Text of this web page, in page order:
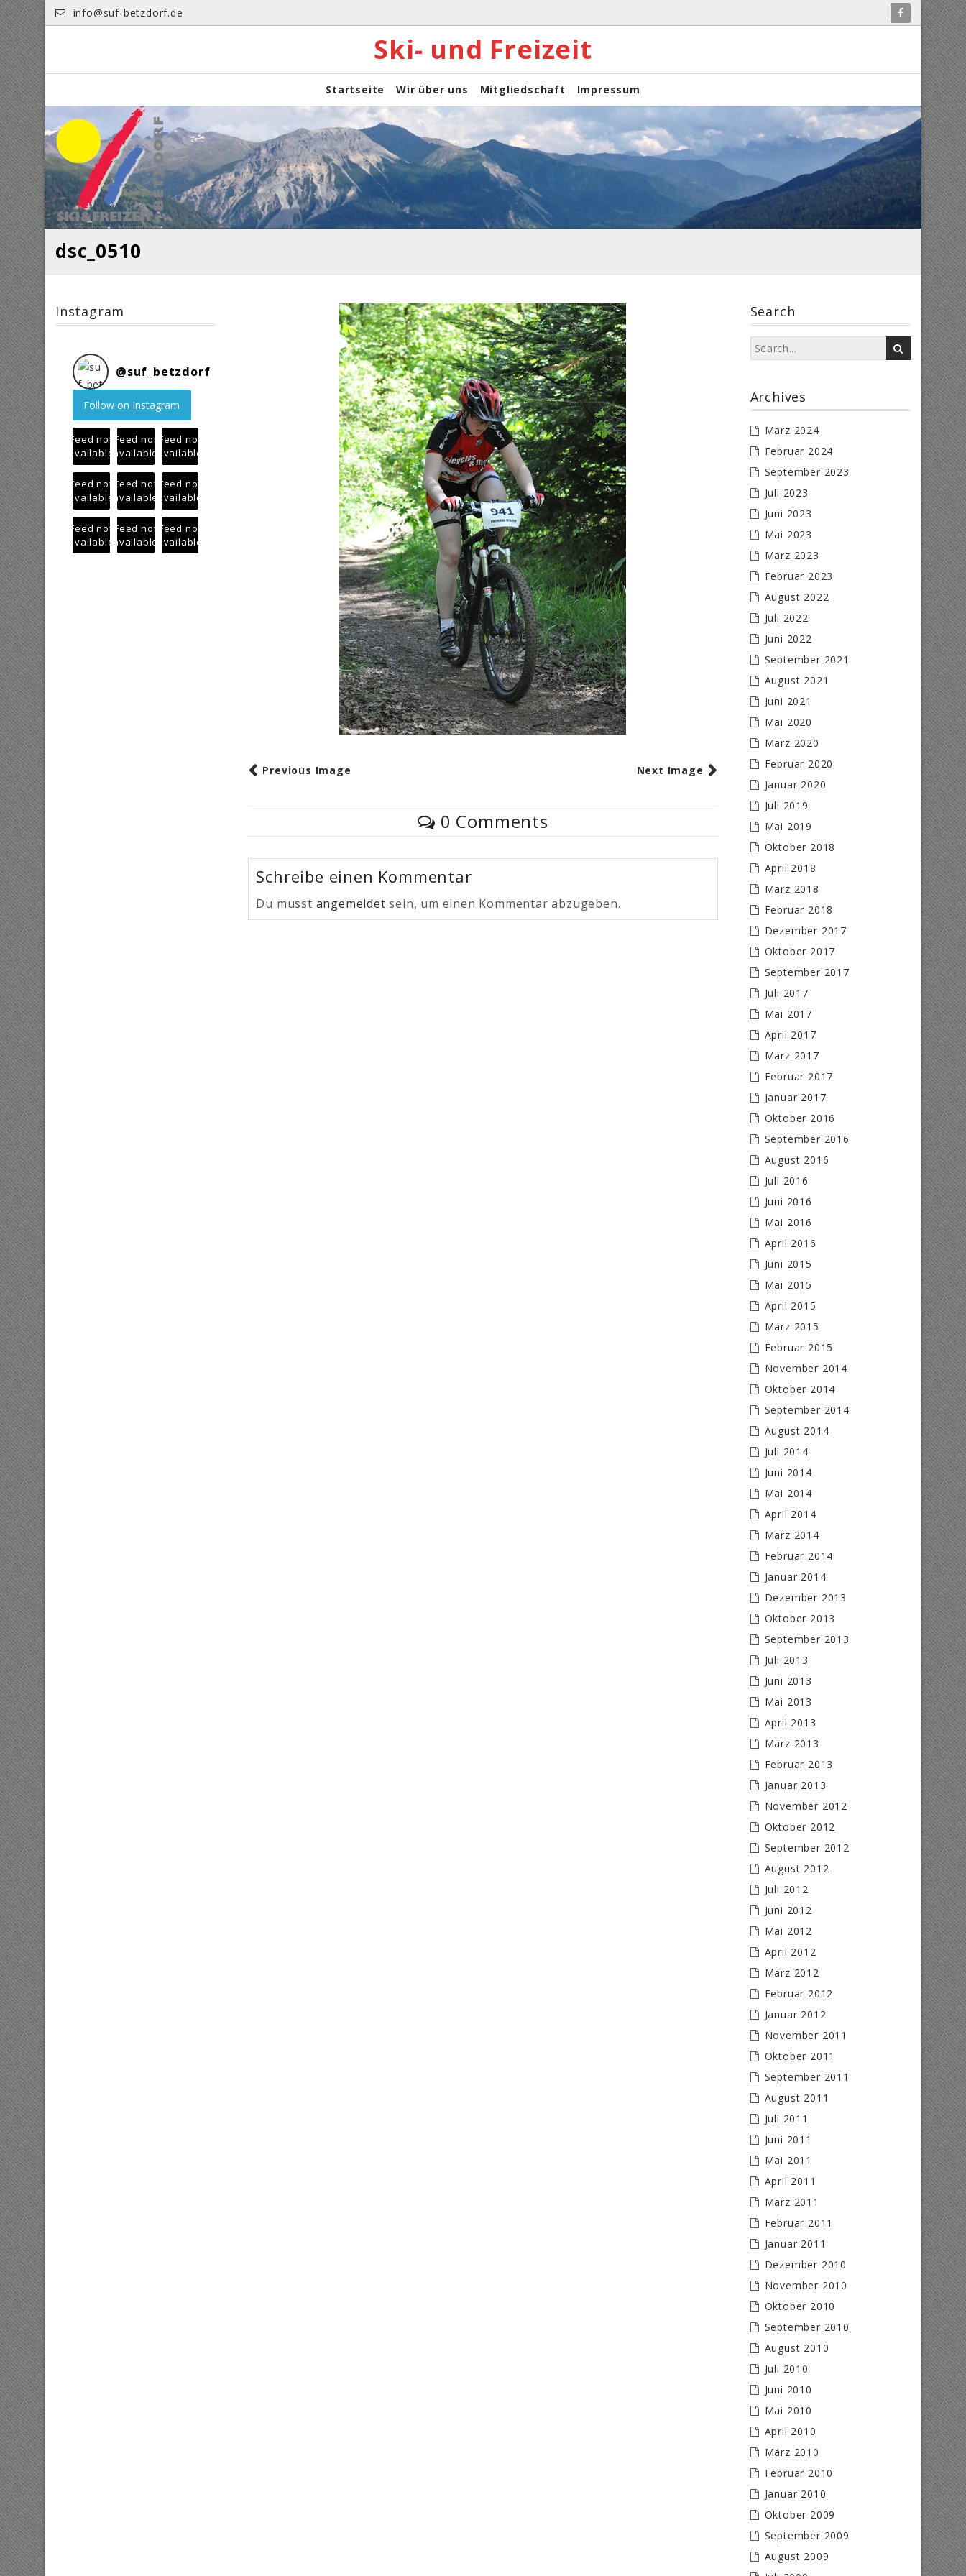
Skip
to
content
info@suf-betzdorf.de
Ski- und Freizeit
Startseite Wir über uns Mitgliedschaft Impressum
dsc_0510
Previous Image Next Image
0 Comments
Schreibe einen Kommentar
Du musst angemeldet sein, um einen Kommentar abzugeben.
Instagram
@suf_betzdorf
Follow on Instagram
Feed not
available
Feed not
available
Feed not
available
Feed not
available
Feed not
available
Feed not
available
Feed not
available
Feed not
available
Feed not
available
Search
Archives
März 2024
Februar 2024
September 2023
Juli 2023
Juni 2023
Mai 2023
März 2023
Februar 2023
August 2022
Juli 2022
Juni 2022
September 2021
August 2021
Juni 2021
Mai 2020
März 2020
Februar 2020
Januar 2020
Juli 2019
Mai 2019
Oktober 2018
April 2018
März 2018
Februar 2018
Dezember 2017
Oktober 2017
September 2017
Juli 2017
Mai 2017
April 2017
März 2017
Februar 2017
Januar 2017
Oktober 2016
September 2016
August 2016
Juli 2016
Juni 2016
Mai 2016
April 2016
Juni 2015
Mai 2015
April 2015
März 2015
Februar 2015
November 2014
Oktober 2014
September 2014
August 2014
Juli 2014
Juni 2014
Mai 2014
April 2014
März 2014
Februar 2014
Januar 2014
Dezember 2013
Oktober 2013
September 2013
Juli 2013
Juni 2013
Mai 2013
April 2013
März 2013
Februar 2013
Januar 2013
November 2012
Oktober 2012
September 2012
August 2012
Juli 2012
Juni 2012
Mai 2012
April 2012
März 2012
Februar 2012
Januar 2012
November 2011
Oktober 2011
September 2011
August 2011
Juli 2011
Juni 2011
Mai 2011
April 2011
März 2011
Februar 2011
Januar 2011
Dezember 2010
November 2010
Oktober 2010
September 2010
August 2010
Juli 2010
Juni 2010
Mai 2010
April 2010
März 2010
Februar 2010
Januar 2010
Oktober 2009
September 2009
August 2009